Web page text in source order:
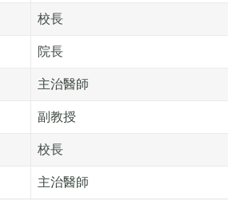
校長
院長
主治醫師
副教授
校長
主治醫師